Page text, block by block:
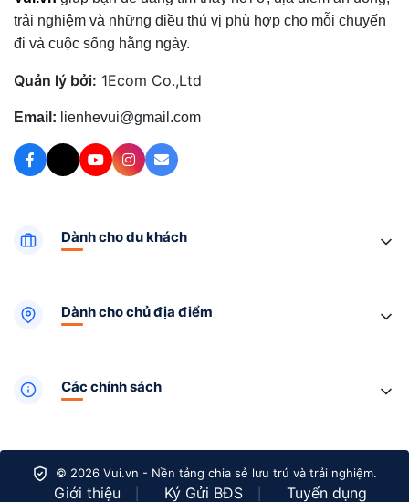
trải nghiệm và những điều thú vị phù hợp cho mỗi chuyến
đi và cuộc sống hằng ngày.
Quản lý bởi: 1Ecom Co.,Ltd
Email: lienhevui@gmail.com
Dành cho du khách
Dành cho chủ địa điểm
Các chính sách
© 2026 Vui.vn - Nền tảng chia sẻ lưu trú và trải nghiệm.
Giới thiệu Ký Gửi BĐS Tuyển dụng